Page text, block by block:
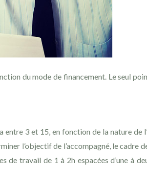
du mode de financement. Le seul
entre 3 et 15, en fonction de la nature de
l’objectif de l’accompagné, le cadre
travail de 1 à 2h espacées d’une à